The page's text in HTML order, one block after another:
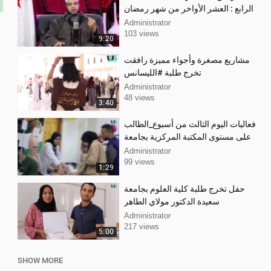
9:20
الرابع : العشر الأواخر من شهر رمضان
Administrator
103 views
3:40
مشاريع مصغرة وأجواء مميزة رافقت
تخرج طلبة #الليسانس
Administrator
48 views
1:29
فعاليات اليوم الثالث من أسبوع_الطالب
على مستوى المكتبة المركزية بجامعة
سعيدة
Administrator
99 views
5:00
حفل تخرج طلبة كلية العلوم بجامعة
سعيدة الدكتور مولاي الطاهر
Administrator
217 views
SHOW MORE